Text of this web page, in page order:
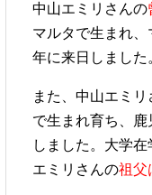
中山エミリさんの
マルタで生まれ、
年に来日しました
また、中山エミ
で生まれ育ち、
しました。大学
エミリさんの祖父